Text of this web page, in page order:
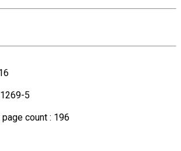
5
count : 196